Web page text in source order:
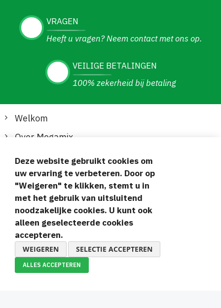
VRAGEN
Heeft u vragen? Neem contact met ons op.
VEILIGE BETALINGEN
100% zekerheid bij betaling
Welkom
Over Megamix
Informatie
Klantenservice
Veilige en gemakkelijke betalingen
Deze website gebruikt cookies om
uw ervaring te verbeteren. Door op
"Weigeren" te klikken, stemt u in
met het gebruik van uitsluitend
noodzakelijke cookies. U kunt ook
alleen geselecteerde cookies
accepteren.
WEIGEREN SELECTIE ACCEPTEREN
ALLES ACCEPTEREN